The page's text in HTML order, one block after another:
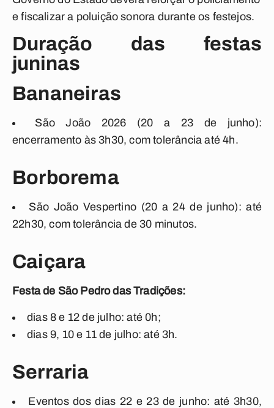
e fiscalizar a poluição sonora durante os festejos.
Duração das festas
juninas
Bananeiras
São João 2026 (20 a 23 de junho):
encerramento às 3h30, com tolerância até 4h.
Borborema
São João Vespertino (20 a 24 de junho): até
22h30, com tolerância de 30 minutos.
Caiçara
Festa de São Pedro das Tradições:
dias 8 e 12 de julho: até 0h;
dias 9, 10 e 11 de julho: até 3h.
Serraria
Eventos dos dias 22 e 23 de junho: até 3h30,